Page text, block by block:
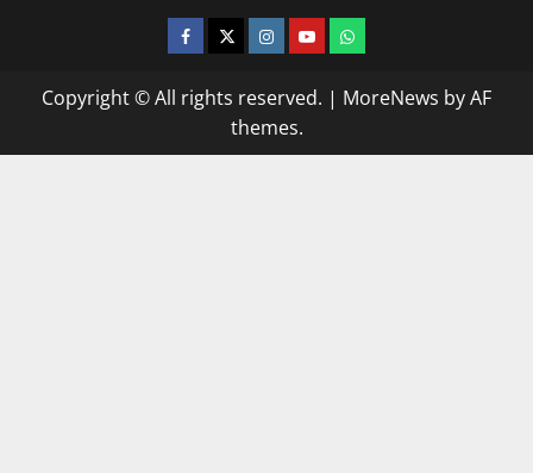
facebooktwitterinstagram.com
youtubewhatsapp
Copyright © All rights reserved. | MoreNews by AF
themes.